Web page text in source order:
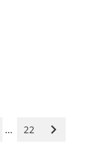
… 22
Nächste